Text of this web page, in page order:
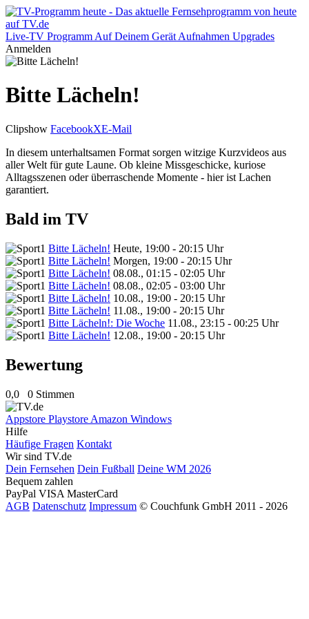
Live-TV Programm Auf Deinem Gerät Aufnahmen Upgrades
Anmelden
Bitte Lächeln!
Clipshow FacebookXE-Mail
In diesem unterhaltsamen Format sorgen witzige Kurzvideos aus
aller Welt für gute Laune. Ob kleine Missgeschicke, kuriose
Alltagsszenen oder überraschende Momente - hier ist Lachen
garantiert.
Bald im TV
Bitte Lächeln! Heute, 19:00 - 20:15 Uhr
Bitte Lächeln! Morgen, 19:00 - 20:15 Uhr
Bitte Lächeln! 08.08., 01:15 - 02:05 Uhr
Bitte Lächeln! 08.08., 02:05 - 03:00 Uhr
Bitte Lächeln! 10.08., 19:00 - 20:15 Uhr
Bitte Lächeln! 11.08., 19:00 - 20:15 Uhr
Bitte Lächeln!: Die Woche 11.08., 23:15 - 00:25 Uhr
Bitte Lächeln! 12.08., 19:00 - 20:15 Uhr
Bewertung
0,0 0 Stimmen
Appstore Playstore Amazon Windows
Hilfe
Häufige Fragen Kontakt
Wir sind TV.de
Dein Fernsehen Dein Fußball Deine WM 2026
Bequem zahlen
PayPal VISA MasterCard
AGB Datenschutz Impressum © Couchfunk GmbH 2011 - 2026